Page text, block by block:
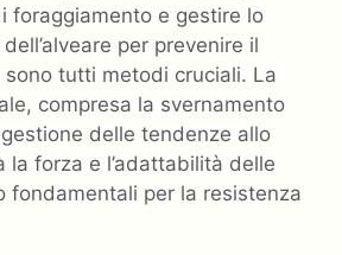
foraggiamento e gestire lo
per prevenire il
tutti metodi cruciali. La
compresa la svernamento
delle tendenze allo
la forza e l’adattabilità delle
fondamentali per la resistenza